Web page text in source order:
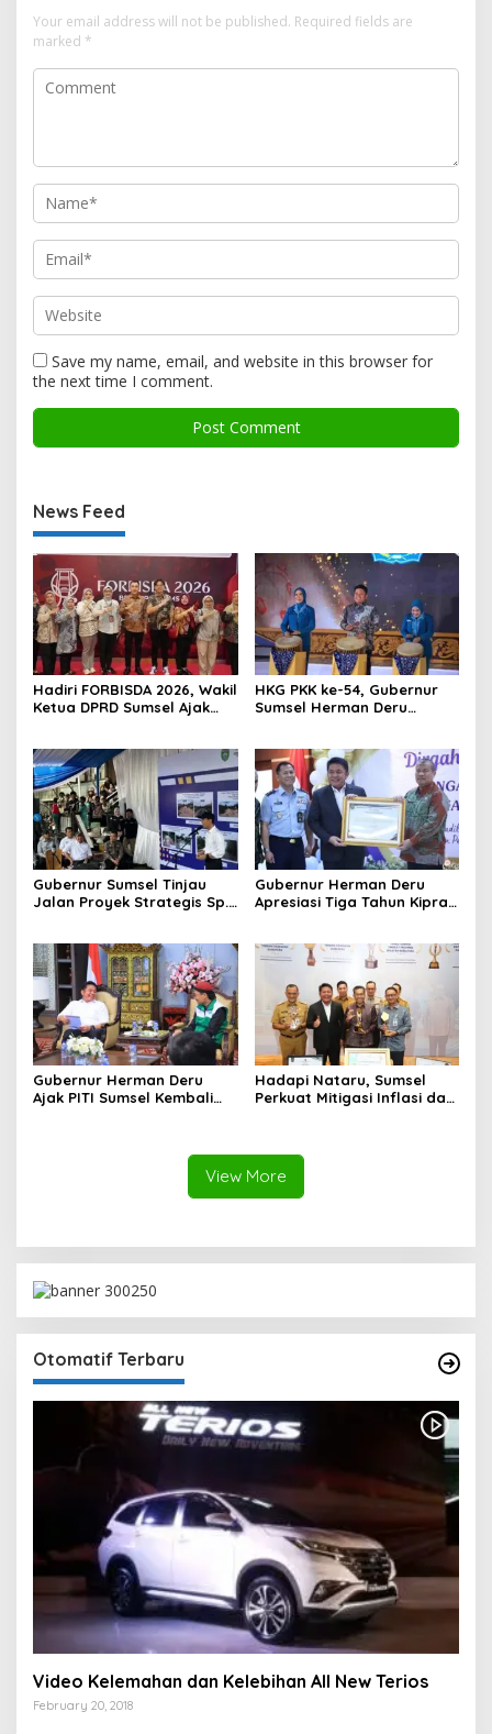
Your email address will not be published. Required fields are
marked *
Save my name, email, and website in this browser for
the next time I comment.
News Feed
Hadiri FORBISDA 2026, Wakil
Ketua DPRD Sumsel Ajak
HKG PKK ke-54, Gubernur
Sumsel Herman Deru
Perempuan
Gubernur Sumsel Tinjau
Jalan Proyek Strategis Sp.
Gubernur Herman Deru
Apresiasi Tiga Tahun Kiprah
Negara
Gubernur Herman Deru
Ajak PITI Sumsel Kembali
Hadapi Nataru, Sumsel
Perkuat Mitigasi Inflasi dan
View More
Otomatif Terbaru
Video Kelemahan dan Kelebihan All New Terios
February 20, 2018